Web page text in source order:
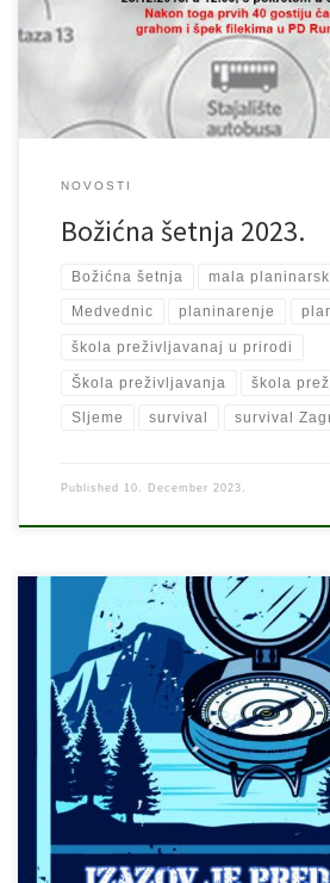
organiziranu, besplatnu Božićnu šetnju
Gračansko Dolje […]
NOVOSTI
Božićna šetnja 2023.
Božićna šetnja mala
Medvednic planinarenje
škola preživljavanaj u prirodi
Škola preživljavanja škola
Sljeme survival survival
Published 10. December 2023.
Kada: 14. siječnja 2023. Gdje: Bolnica
svatko tko voli pustolovinu i avanturu, a
Vrijeme održavanja: 08.30-18.00 sati
Donja stanica žičare – Gračani INFO: 092
mail: agram.survival@gmail.com Dana 14.
održati će se […]